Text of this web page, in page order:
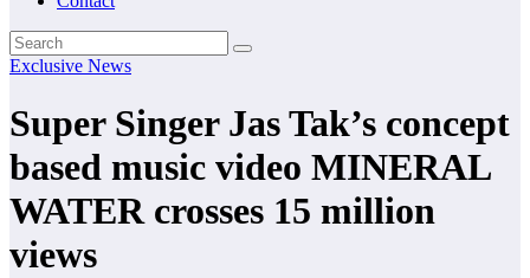
Exclusive News
Super Singer Jas Tak’s concept
based music video MINERAL
WATER crosses 15 million
views